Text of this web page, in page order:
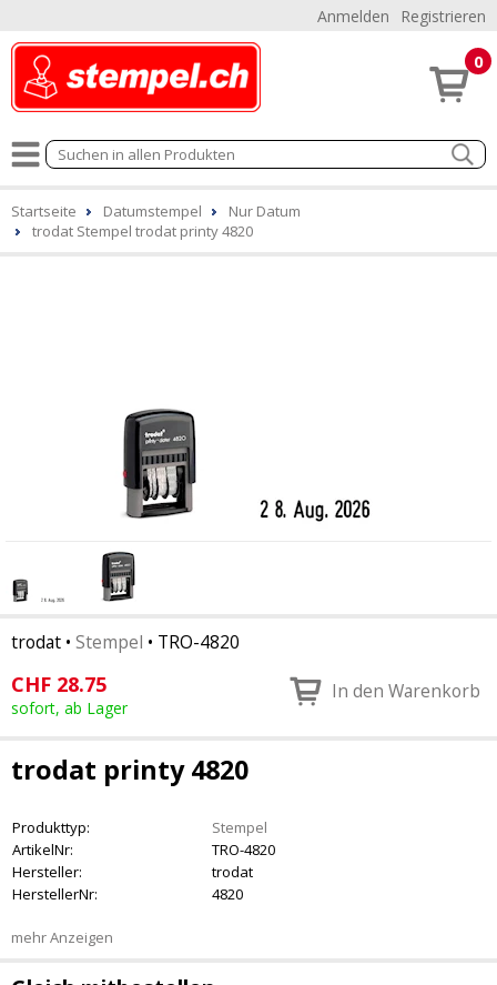
Anmelden Registrieren
0
Startseite Datumstempel
Nur Datum
trodat Stempel trodat printy 4820
trodat • Stempel • TRO-4820
CHF 28.75
sofort, ab Lager
In den Warenkorb
trodat printy 4820
Produkttyp:
Stempel
ArtikelNr:
TRO-4820
Hersteller:
trodat
HerstellerNr:
4820
mehr Anzeigen